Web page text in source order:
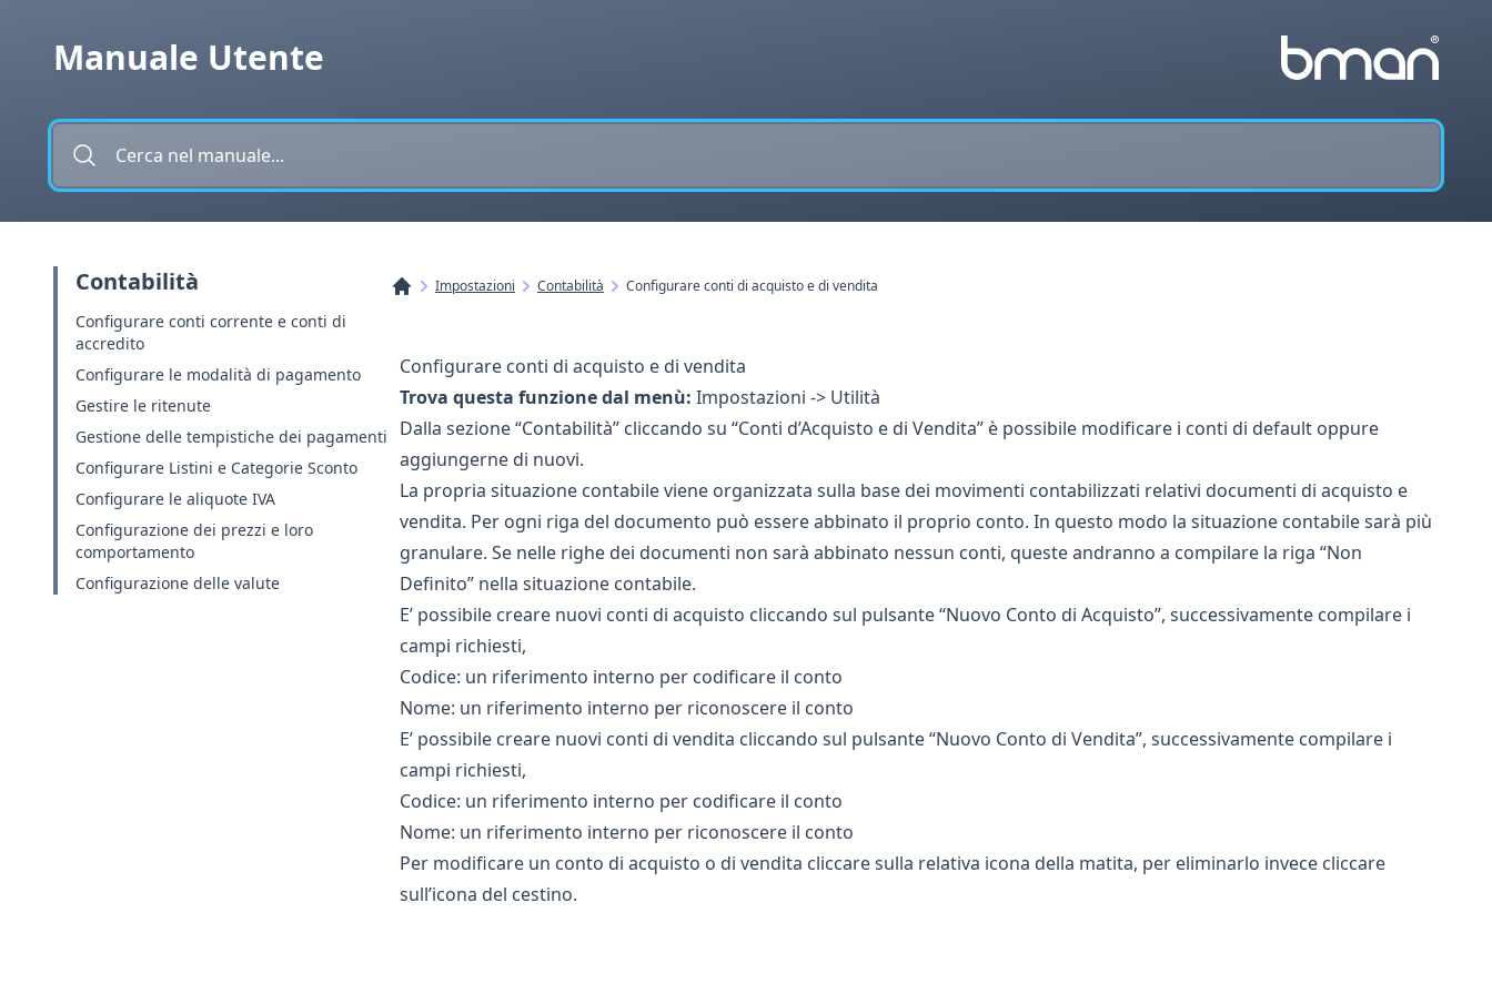
Manuale Utente
Contabilità
Configurare conti corrente e conti di
accredito
Configurare le modalità di pagamento
Gestire le ritenute
Gestione delle tempistiche dei pagamenti
Configurare Listini e Categorie Sconto
Configurare le aliquote IVA
Configurazione dei prezzi e loro
comportamento
Configurazione delle valute
Impostazioni Contabilità Configurare conti di acquisto e di vendita
Configurare conti di acquisto e di vendita
Trova questa funzione dal menù: Impostazioni -> Utilità
Dalla sezione “Contabilità” cliccando su “Conti d’Acquisto e di Vendita” è possibile modificare i conti di default oppure
aggiungerne di nuovi.
La propria situazione contabile viene organizzata sulla base dei movimenti contabilizzati relativi documenti di acquisto e
vendita. Per ogni riga del documento può essere abbinato il proprio conto. In questo modo la situazione contabile sarà più
granulare. Se nelle righe dei documenti non sarà abbinato nessun conti, queste andranno a compilare la riga “Non
Definito” nella situazione contabile.
E’ possibile creare nuovi conti di acquisto cliccando sul pulsante “Nuovo Conto di Acquisto”, successivamente compilare i
campi richiesti,
Codice: un riferimento interno per codificare il conto
Nome: un riferimento interno per riconoscere il conto
E’ possibile creare nuovi conti di vendita cliccando sul pulsante “Nuovo Conto di Vendita”, successivamente compilare i
campi richiesti,
Codice: un riferimento interno per codificare il conto
Nome: un riferimento interno per riconoscere il conto
Per modificare un conto di acquisto o di vendita cliccare sulla relativa icona della matita, per eliminarlo invece cliccare
sull’icona del cestino.